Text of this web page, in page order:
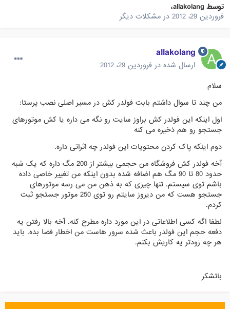
توسطallakolang،
فروردین 29، 2012
در مشکلات دیگر
allakolang
ارسال شده در فروردین 29، 2012
سلام
من چند تا سوال داشتم بابت فولدر کش در مسیر اصلی نصب پرستا:
اول اینکه این فولدر کش براوز سایت رو نگه می داره یا کش موتورهای
جستجو رو هم ذخیره می کنه
دوم اینکه پاک کردن محتویات این فولدر چه اثراتی داره.
آخه فولدر کش فروشگاه من حجمی بیشتر از 200 مگ داره که یک شبه
حدود 80 تا 90 مگ هم اضافه شده بدون اینکه من تغییر خاصی داده
باشم توی سیستم. تنها چیزی که به ذهن من می رسه موتورهای
جستجو هست که من دیروز سایتم رو توی 250 موتور جستجو ثبت
کردم.
لطفا اگه کسی اطلاعاتی در این مورد داره مطرح کنه. آخه بالا رفتن یه
دفعه حجم این فولدر باعث شده سرور هاست من اخطار فضا بده. باید
هر چه زودتر یه کاریش بکنم.
باتشکر